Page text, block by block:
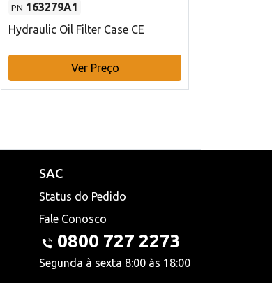
PN 163279A1
Hydraulic Oil Filter Case CE
Ver Preço
SAC
Status do Pedido
Fale Conosco
0800 727 2273
Segunda à sexta 8:00 às 18:00